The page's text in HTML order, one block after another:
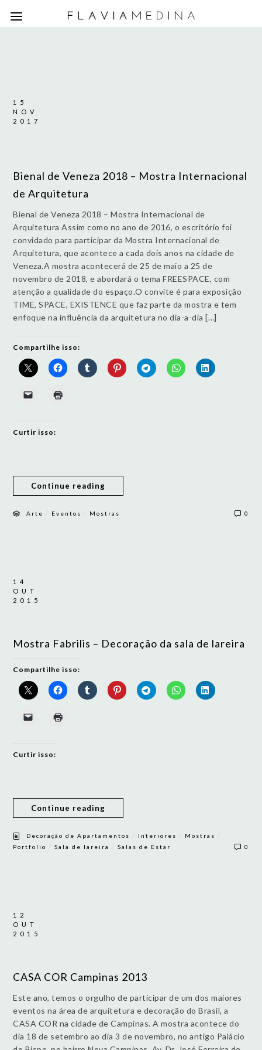
15
NOV
2017
Bienal de Veneza 2018 – Mostra Internacional
de Arquitetura
Bienal de Veneza 2018 – Mostra Internacional de
Arquitetura Assim como no ano de 2016, o escritório foi
convidado para participar da Mostra Internacional de
Arquitetura, que acontece a cada dois anos na cidade de
Veneza.A mostra acontecerá de 25 de maio a 25 de
novembro de 2018, e abordará o tema FREESPACE, com
atenção a qualidade do espaço.O convite é para exposição
TIME, SPACE, EXISTENCE que faz parte da mostra e tem
enfoque na influência da arquitetura no dia-a-dia […]
Compartilhe isso:
Curtir isso:
Continue reading
Arte Eventos Mostras 0
14
OUT
2015
Mostra Fabrilis – Decoração da sala de lareira
Compartilhe isso:
Curtir isso:
Continue reading
Decoração de Apartamentos Interiores Mostras
Portfolio /Sala de lareira /Salas de Estar 0
12
OUT
2015
CASA COR Campinas 2013
Este ano, temos o orgulho de participar de um dos maiores
eventos na área de arquitetura e decoração do Brasil, a
CASA COR na cidade de Campinas. A mostra acontece do
dia 18 de setembro ao dia 3 de novembro, no antigo Palácio